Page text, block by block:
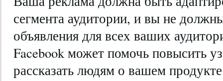
сегмента аудитории, и вы не
объявления для всех ваших
Facebook может помочь повысить
рассказать людям о вашем